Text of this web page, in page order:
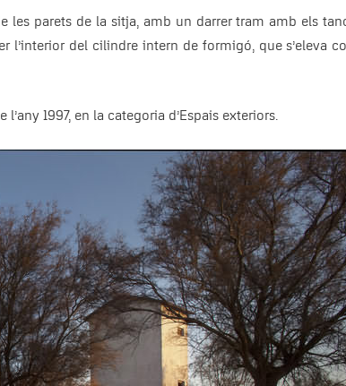
les parets de la sitja, amb un darrer tram amb els
l’interior del cilindre intern de formigó, que s’eleva
1997, en la categoria d’Espais exteriors.